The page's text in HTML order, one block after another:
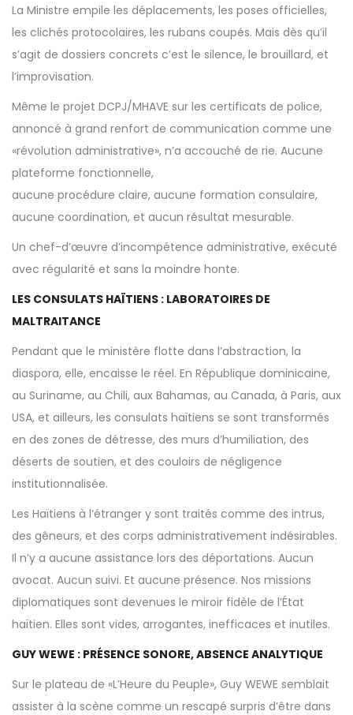
La Ministre empile les déplacements, les poses officielles,
les clichés protocolaires, les rubans coupés. Mais dès qu’il
s’agit de dossiers concrets c’est le silence, le brouillard, et
l’improvisation.
Même le projet DCPJ/MHAVE sur les certificats de police,
annoncé à grand renfort de communication comme une
«révolution administrative», n’a accouché de rie. Aucune
plateforme fonctionnelle,
aucune procédure claire, aucune formation consulaire,
aucune coordination, et aucun résultat mesurable.
Un chef-d’œuvre d’incompétence administrative, exécuté
avec régularité et sans la moindre honte.
LES CONSULATS HAÏTIENS : LABORATOIRES DE
MALTRAITANCE
Pendant que le ministère flotte dans l’abstraction, la
diaspora, elle, encaisse le réel. En République dominicaine,
au Suriname, au Chili, aux Bahamas, au Canada, à Paris, aux
USA, et ailleurs, les consulats haïtiens se sont transformés
en des zones de détresse, des murs d’humiliation, des
déserts de soutien, et des couloirs de négligence
institutionnalisée.
Les Haïtiens à l’étranger y sont traités comme des intrus,
des gêneurs, et des corps administrativement indésirables.
Il n’y a aucune assistance lors des déportations. Aucun
avocat. Aucun suivi. Et aucune présence. Nos missions
diplomatiques sont devenues le miroir fidèle de l’État
haïtien. Elles sont vides, arrogantes, inefficaces et inutiles.
GUY WEWE : PRÉSENCE SONORE, ABSENCE ANALYTIQUE
Sur le plateau de «L’Heure du Peuple», Guy WEWE semblait
assister à la scène comme un rescapé surpris d’être dans